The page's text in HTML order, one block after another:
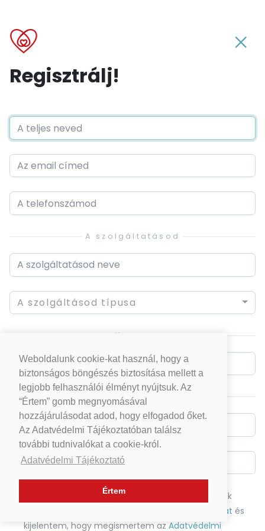
Weboldalunk cookie-kat használ, hogy a
biztonságos böngészés biztosítása mellett a
legjobb felhasználói élményt nyújtsuk. Az
“Értem” gomb megnyomásával
hozzájárulásodat adod, hogy elfogadod őket.
Az Adatvédelmi Tájékoztatóban találsz
további tudnivalókat a cookie-król.
Adatvédelmi Tájékoztató
Értem
Regisztrálj!
A szolgáltásod típusa
A regisztrációval önként elfogadom a FrigyreLépek
Fórumszabályzatát és
kijelentem, hogy megismertem az Adatvédelmi